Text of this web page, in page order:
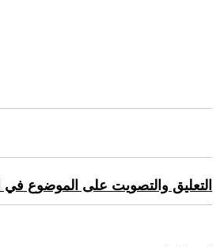
التعليق والتصويت على الموضوع في